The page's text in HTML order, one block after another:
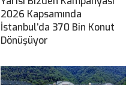
2026 Kapsamında
İstanbul’da 370 Bin Konut
Dönüşüyor